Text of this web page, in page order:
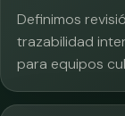
Definimos
trazabilidad
para equipos